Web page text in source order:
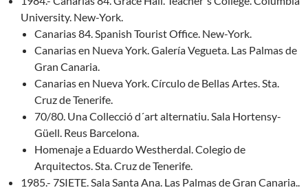
University. New-York.
Canarias 84. Spanish Tourist Office. New-York.
Canarias en Nueva York. Galería Vegueta. Las Palmas de
Gran Canaria.
Canarias en Nueva York. Círculo de Bellas Artes. Sta.
Cruz de Tenerife.
70/80. Una Collecció d´art alternatiu. Sala Hortensy-
Güell. Reus Barcelona.
Homenaje a Eduardo Westherdal. Colegio de
Arquitectos. Sta. Cruz de Tenerife.
1985.- 7SIETE. Sala Santa Ana. Las Palmas de Gran Canaria..